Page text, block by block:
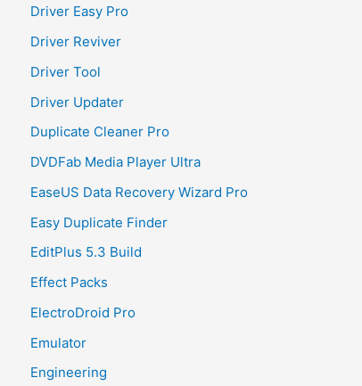
Driver Easy Pro
Driver Reviver
Driver Tool
Driver Updater
Duplicate Cleaner Pro
DVDFab Media Player Ultra
EaseUS Data Recovery Wizard Pro
Easy Duplicate Finder
EditPlus 5.3 Build
Effect Packs
ElectroDroid Pro
Emulator
Engineering